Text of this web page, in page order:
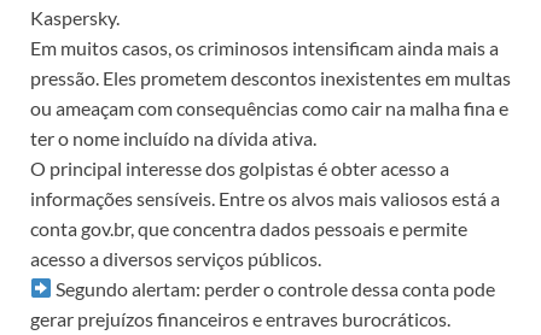
Kaspersky.
Em muitos casos, os criminosos intensificam ainda mais a
pressão. Eles prometem descontos inexistentes em multas
ou ameaçam com consequências como cair na malha fina e
ter o nome incluído na dívida ativa.
O principal interesse dos golpistas é obter acesso a
informações sensíveis. Entre os alvos mais valiosos está a
conta gov.br, que concentra dados pessoais e permite
acesso a diversos serviços públicos.
Segundo alertam: perder o controle dessa conta pode
gerar prejuízos financeiros e entraves burocráticos.